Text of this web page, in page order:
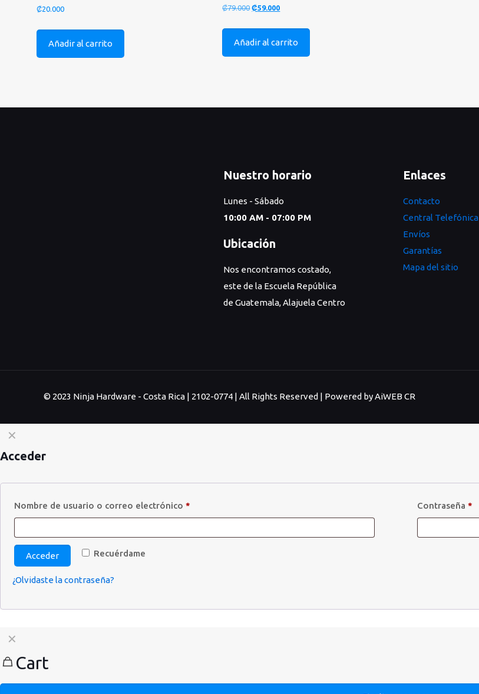
₡20.000
Añadir al carrito
₡79.000El
original
era:
₡59.000El
actual
es:
Añadir al carrito
Nuestro horario
Lunes - Sábado
10:00 AM - 07:00 PM
Ubicación
Nos encontramos costado,
este de la Escuela República
de Guatemala, Alajuela Centro
Enlaces
Contacto
Central Telefónica
Envíos
Garantías
Mapa del sitio
© 2023 Ninja Hardware - Costa Rica | 2102-0774 | All Rights Reserved | Powered by AiWEB CR
✕
Acceder
Nombre de usuario o correo electrónico * Contraseña*
Recuérdame
Acceder
¿Olvidaste la contraseña?
✕
Cart